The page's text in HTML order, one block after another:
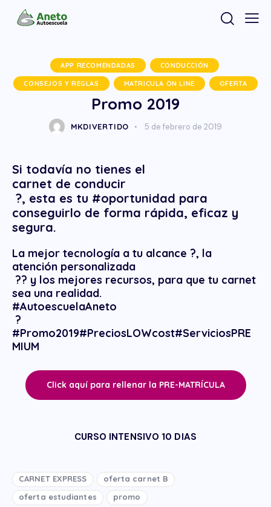
APP RECOMENDADAS CONDUCCIÓN
CONSEJOS Y REGLAS MATRICULA ON LINE OFERTA
Promo 2019
MKDIVERTIDO 5 de febrero de 2019
Si todavía no tienes el
carnet de conducir
?, esta es tu #oportunidad para
conseguirlo de forma rápida, eficaz y
segura.
La mejor tecnología a tu alcance ?, la
atención personalizada
?‍? y los mejores recursos, para que tu carnet
sea una realidad.
#AutoescuelaAneto
?
#Promo2019#PreciosLOWcost#ServiciosPRE
MIUM
Click aquí para rellenar la PRE-MATRÍCULA
CURSO INTENSIVO 10 DIAS
CARNET EXPRESS
oferta carnet B
oferta estudiantes
promo